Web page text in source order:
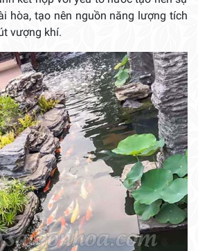
hòa, tạo nên nguồn năng lượng tích
vượng khí.